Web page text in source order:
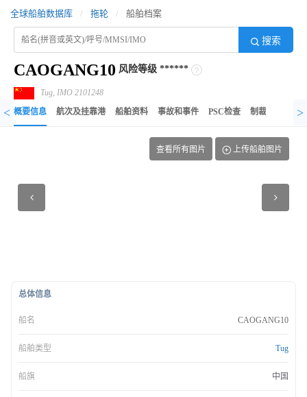
全球船舶数据库 / 拖轮 / 船舶档案
搜索
CAOGANG10 风险等级 ******
Tug, IMO 2101248
< 概要信息 航次及挂靠港 船舶资料 事故和事件 PSC检查 制裁记录 异
>
总体信息
船名 CAOGANG10
船舶类型 Tug
船旗 中国
查看所有图片 上传船舶图片